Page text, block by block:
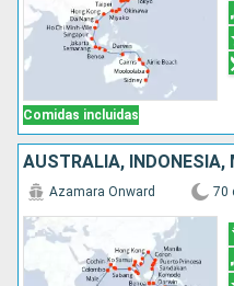
Comidas incluidas
Azamara Onward 70